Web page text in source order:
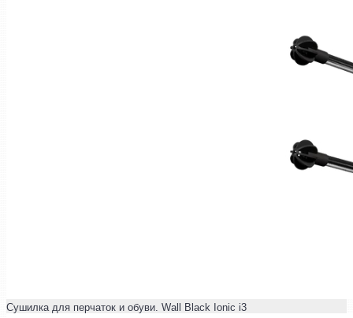
Сушилка для перчаток и обуви. Wall Black Ionic i3